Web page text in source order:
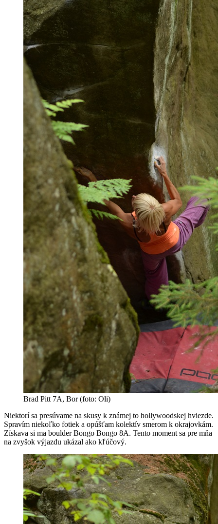
Brad Pitt 7A, Bor (foto: Oli)
Niektorí sa presúvame na skusy k známej to hollywoodskej hviezde.
Spravím niekoľko fotiek a opúšťam kolektív smerom k okrajovkám.
Získava si ma boulder Bongo Bongo 8A. Tento moment sa pre mňa
na zvyšok výjazdu ukázal ako kľúčový.